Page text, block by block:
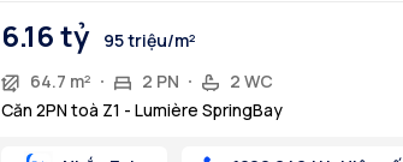
6.16 tỷ
95 triệu/m²
64.7 m²
2 PN
2 WC
Căn 2PN toà Z1 - Lumière SpringBay